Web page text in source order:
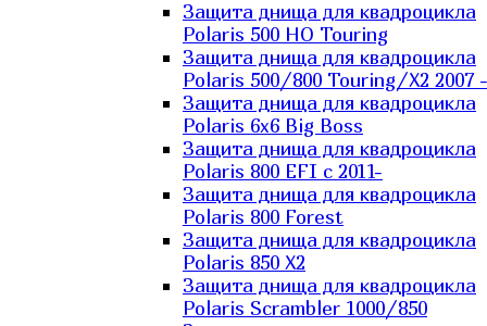
Защита днища для квадроцикла
Polaris 500 HO Touring
Защита днища для квадроцикла
Polaris 500/800 Touring/X2 2007 -
Защита днища для квадроцикла
Polaris 6х6 Big Boss
Защита днища для квадроцикла
Polaris 800 EFI с 2011-
Защита днища для квадроцикла
Polaris 800 Forest
Защита днища для квадроцикла
Polaris 850 X2
Защита днища для квадроцикла
Polaris Scrambler 1000/850